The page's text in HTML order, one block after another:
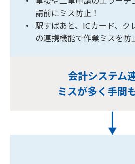
請前にミス防止！
駅すぱあと、ICカード、ク
の連携機能で作業ミスを防
会計システム
ミスが多く手間